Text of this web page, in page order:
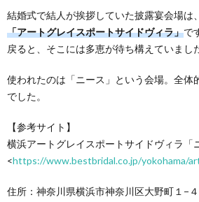
結婚式で結人が挨拶していた披露宴会場は、
「アートグレイスポートサイドヴィラ」で
戻ると、そこには多恵が待ち構えていまし
使われたのは「ニース」という会場。全体
でした。
【参考サイト】
横浜アートグレイスポートサイドヴィラ「
<https://www.bestbridal.co.jp/yokohama/
住所：神奈川県横浜市神奈川区大野町１−４